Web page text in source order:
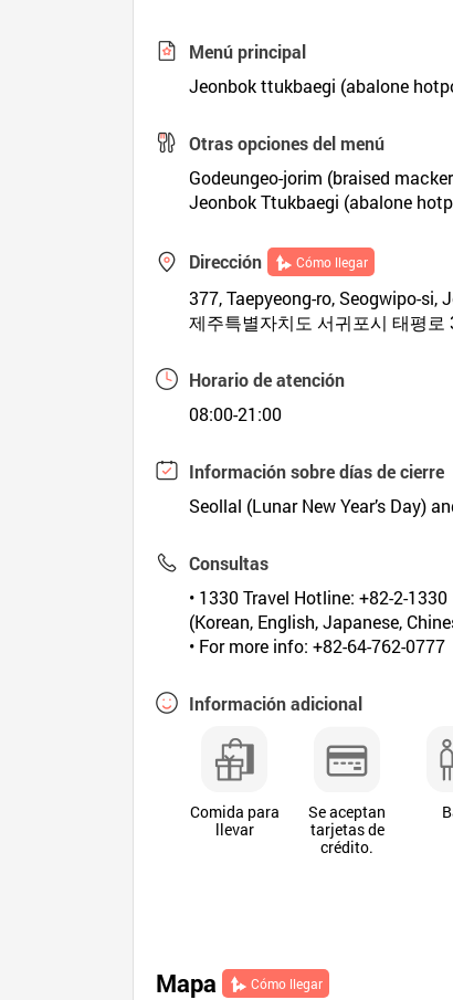
Menú principal
Jeonbok ttukbaegi (abalone
Otras opciones del menú
Godeungeo-jorim (braised
Jeonbok Ttukbaegi (abalone
Dirección Cómo llegar
377, Taepyeong-ro, Seogwipo-si,
제주특별자치도 서귀포시 태평로
Horario de atención
08:00-21:00
Información sobre días de cierre
Seollal (Lunar New Year’s Day)
Consultas
• 1330 Travel Hotline: +82-2-1330
(Korean, English, Japanese,
• For more info: +82-64-762-0777
Información adicional
Comida para
llevar
Se aceptan
tarjetas de
crédito.
Mapa Cómo llegar